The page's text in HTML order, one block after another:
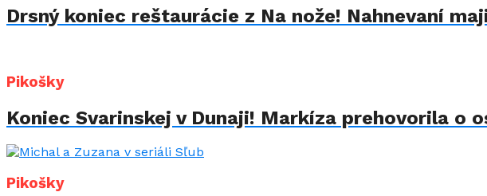
Drsný koniec reštaurácie z Na nože! Nahnevaní
Pikošky
Koniec Svarinskej v Dunaji! Markíza prehovorila o
Pikošky